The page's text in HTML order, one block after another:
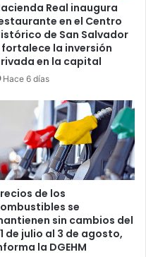
Real inaugura
en el Centro
de San Salvador
fortalece la inversión
en la capital
Hace 6 días
de los
se
sin cambios del
de julio al 3 de agosto,
la DGEHM